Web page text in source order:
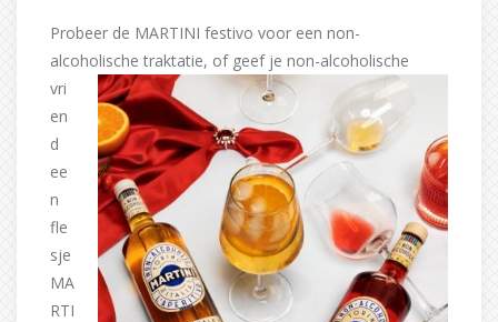
Probeer de MARTINI festivo voor een non-
alcoholische traktatie, of geef je non-alcoholische
vri
en
d
ee
n
fle
sje
MA
RTI